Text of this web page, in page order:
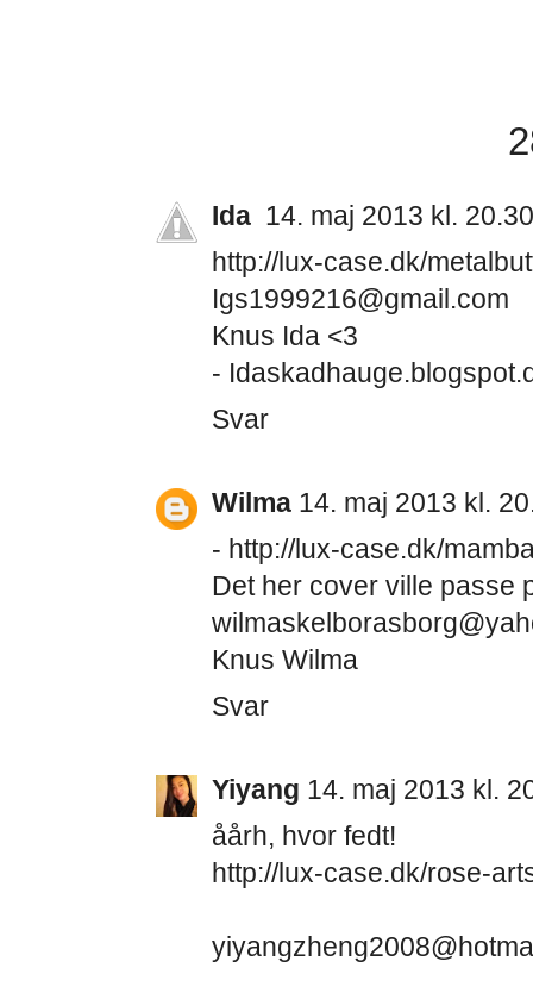
Ida 14. maj 2013 kl. 20.30
http://lux-case.dk/
Igs1999216@gmail.com
Knus Ida <3
-
Svar
Wilma 14. maj 2013 kl.
- http://lux-case.dk/
Det her cover ville passe
Knus Wilma
Svar
Yiyang 14. maj 2013 kl.
åårh, hvor fedt!
http://lux-case.dk/rose-